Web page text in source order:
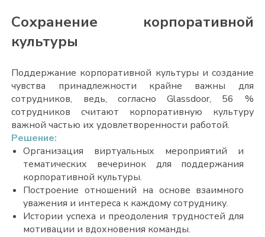
Сохранение корпоративной
культуры
Поддержание корпоративной культуры и создание
чувства принадлежности крайне важны для
сотрудников, ведь, согласно Glassdoor, 56 %
сотрудников считают корпоративную культуру
важной частью их удовлетворенности работой.
Решение:
Организация виртуальных мероприятий и
тематических вечеринок для поддержания
корпоративной культуры.
Построение отношений на основе взаимного
уважения и интереса к каждому сотруднику.
Истории успеха и преодоления трудностей для
мотивации и вдохновения команды.